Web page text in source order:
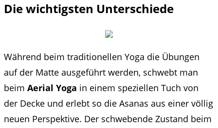
Die wichtigsten Unterschiede
Während beim traditionellen Yoga die Übungen
auf der Matte ausgeführt werden, schwebt man
beim Aerial Yoga in einem speziellen Tuch von
der Decke und erlebt so die Asanas aus einer völlig
neuen Perspektive. Der schwebende Zustand beim